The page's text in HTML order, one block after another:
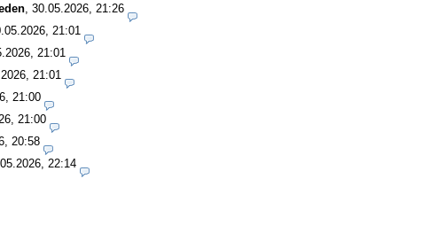
30.05.2026, 21:26
21:01
21:01
21:01
21:00
21:00
20:58
22:14